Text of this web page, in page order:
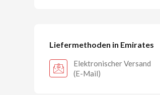
Liefermethoden in Emirates
Elektronischer Versand
(E-Mail)